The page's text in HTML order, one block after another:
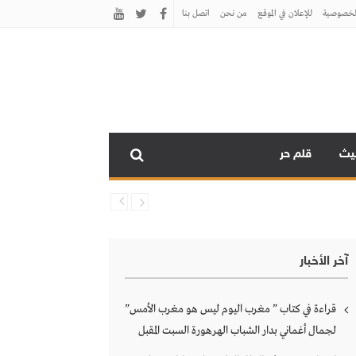
للإعلان في الموقع من نحن اتصل بنـا
قلم حر
آخر الأخبار
قراءة في كتاب ” مغرب اليوم ليس هو مغرب الأمس”
لجمال أغماني بدار الشباب الهرهورة السبت المقبل